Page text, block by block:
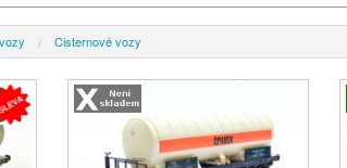
Cisternové vozy